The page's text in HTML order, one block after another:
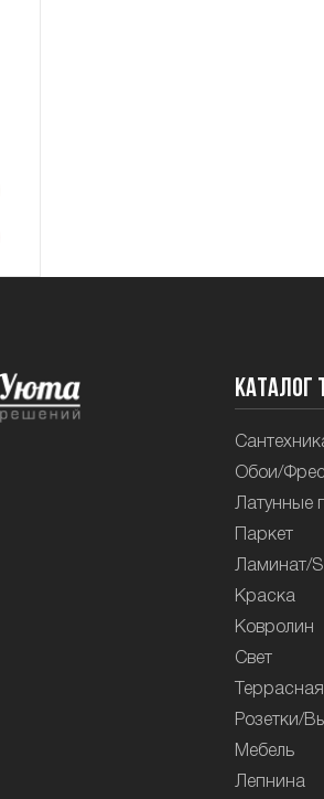
Каталог
Обои/
Латунные
Паркет
Ламинат/
Краска
Ковролин
Свет
Розетки/
Мебель
Лепнина